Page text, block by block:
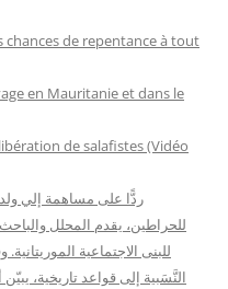
chances de repentance à tout
en Mauritanie et dans le
de salafistes (Vidéo
ردًّا على مساهمة إلي
للحراطين، يقدم المحلل
للبنى الاجتماعية
النَّسَبية إلى قواعد تاريخية،